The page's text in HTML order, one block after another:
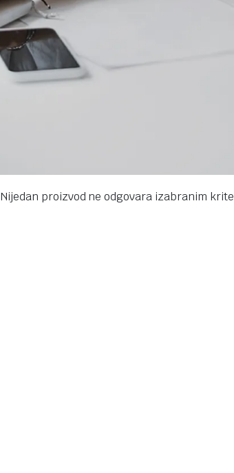
Nijedan proizvod ne odgovara izabranim